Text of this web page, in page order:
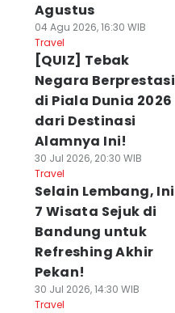
Agustus
04 Agu 2026, 16:30 WIB
Travel
[QUIZ] Tebak
Negara Berprestasi
di Piala Dunia 2026
dari Destinasi
Alamnya Ini!
30 Jul 2026, 20:30 WIB
Travel
Selain Lembang, Ini
7 Wisata Sejuk di
Bandung untuk
Refreshing Akhir
Pekan!
30 Jul 2026, 14:30 WIB
Travel